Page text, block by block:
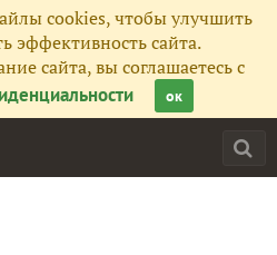
cookies, чтобы улучшить
эффективность сайта.
сайта, вы соглашаетесь с
ок